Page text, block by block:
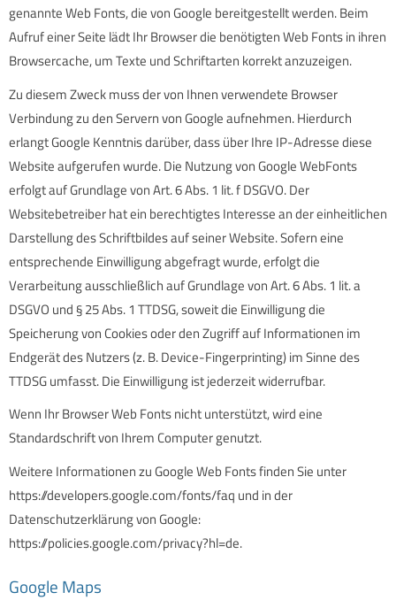
genannte Web Fonts, die von Google bereitgestellt werden. Beim
Aufruf einer Seite lädt Ihr Browser die benötigten Web Fonts in ihren
Browsercache, um Texte und Schriftarten korrekt anzuzeigen.
Zu diesem Zweck muss der von Ihnen verwendete Browser
Verbindung zu den Servern von Google aufnehmen. Hierdurch
erlangt Google Kenntnis darüber, dass über Ihre IP-Adresse diese
Website aufgerufen wurde. Die Nutzung von Google WebFonts
erfolgt auf Grundlage von Art. 6 Abs. 1 lit. f DSGVO. Der
Websitebetreiber hat ein berechtigtes Interesse an der einheitlichen
Darstellung des Schriftbildes auf seiner Website. Sofern eine
entsprechende Einwilligung abgefragt wurde, erfolgt die
Verarbeitung ausschließlich auf Grundlage von Art. 6 Abs. 1 lit. a
DSGVO und § 25 Abs. 1 TTDSG, soweit die Einwilligung die
Speicherung von Cookies oder den Zugriff auf Informationen im
Endgerät des Nutzers (z. B. Device-Fingerprinting) im Sinne des
TTDSG umfasst. Die Einwilligung ist jederzeit widerrufbar.
Wenn Ihr Browser Web Fonts nicht unterstützt, wird eine
Standardschrift von Ihrem Computer genutzt.
Weitere Informationen zu Google Web Fonts finden Sie unter
https://developers.google.com/fonts/faq und in der
Datenschutzerklärung von Google:
https://policies.google.com/privacy?hl=de.
Google Maps